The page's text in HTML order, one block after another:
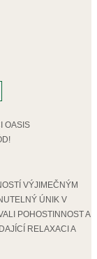
OASIS
VÝJIMEČNÝM
ÚNIK V
POHOSTINNOST A
RELAXACI A